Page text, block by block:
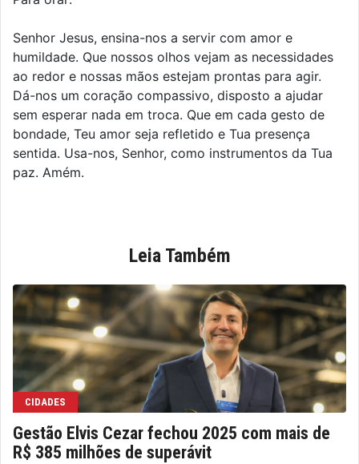
Senhor Jesus, ensina-nos a servir com amor e
humildade. Que nossos olhos vejam as necessidades
ao redor e nossas mãos estejam prontas para agir.
Dá-nos um coração compassivo, disposto a ajudar
sem esperar nada em troca. Que em cada gesto de
bondade, Teu amor seja refletido e Tua presença
sentida. Usa-nos, Senhor, como instrumentos da Tua
paz. Amém.
Leia Também
CIDADES
Gestão Elvis Cezar fechou 2025 com mais de
R$ 385 milhões de superávit